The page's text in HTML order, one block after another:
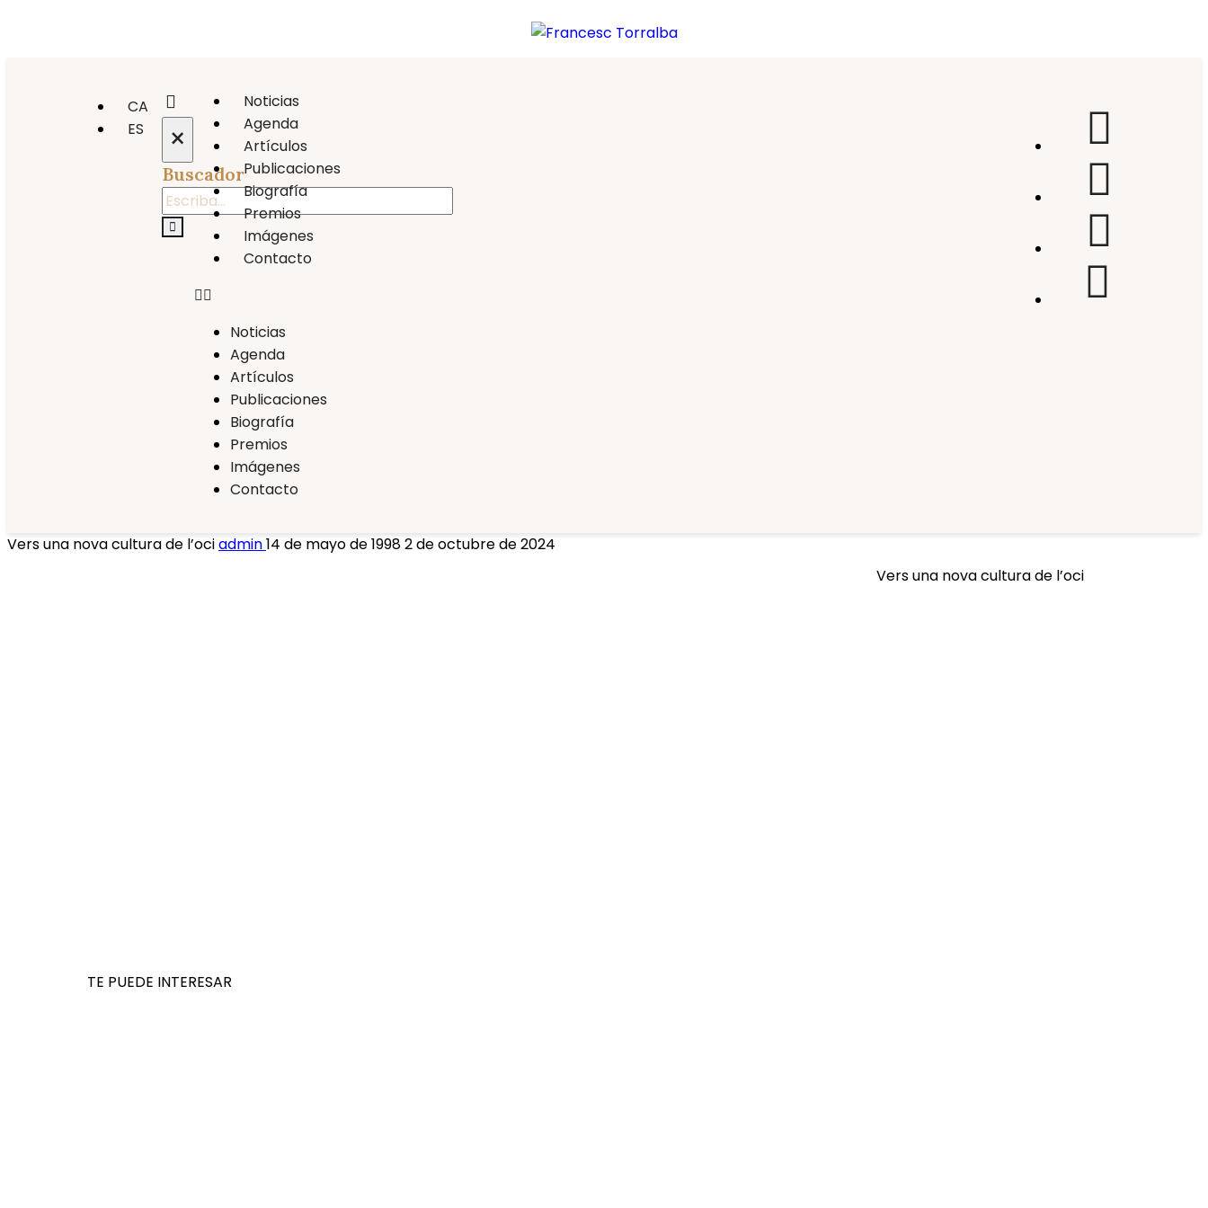
CA
ES
×
Buscador
Noticias
Agenda
Artículos
Publicaciones
Biografía
Premios
Imágenes
Contacto
Noticias
Agenda
Artículos
Publicaciones
Biografía
Premios
Imágenes
Contacto
Vers una nova cultura de l’ociadmin14 de mayo de 19982 de octubre de 2024
Vers una nova cultura de l’oci
TE PUEDE INTERESAR